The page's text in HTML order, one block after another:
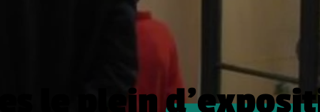
le plein